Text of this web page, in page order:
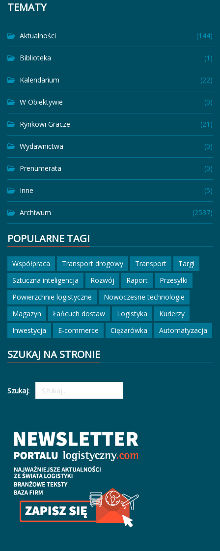
TEMATY
Aktualności (144)
Biblioteka (1)
Kalendarium (22)
W Obiektywie (0)
Rynkowi Gracze (21)
Wydawnictwa (0)
Prenumerata (0)
Inne (5)
Archiwum (2537)
POPULARNE TAGI
Współpraca Transport drogowy Transport
Targi
Sztuczna inteligencja
Rozwój Raport
Przesyłki
Powierzchnie logistyczne
Nowoczesne technologie
Magazyn
Łańcuch dostaw Logistyka
Kurierzy
Inwestycja
E-commerce Ciężarówka Automatyzacja
SZUKAJ NA STRONIE
Szukaj: